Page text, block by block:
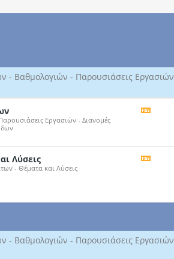
Βαθμολογιών - Παρουσιάσεις
Εργασιών - Διανομές
του
Λύσεις
- Θέματα και Λύσεις
forum
Βαθμολογιών - Παρουσιάσεις